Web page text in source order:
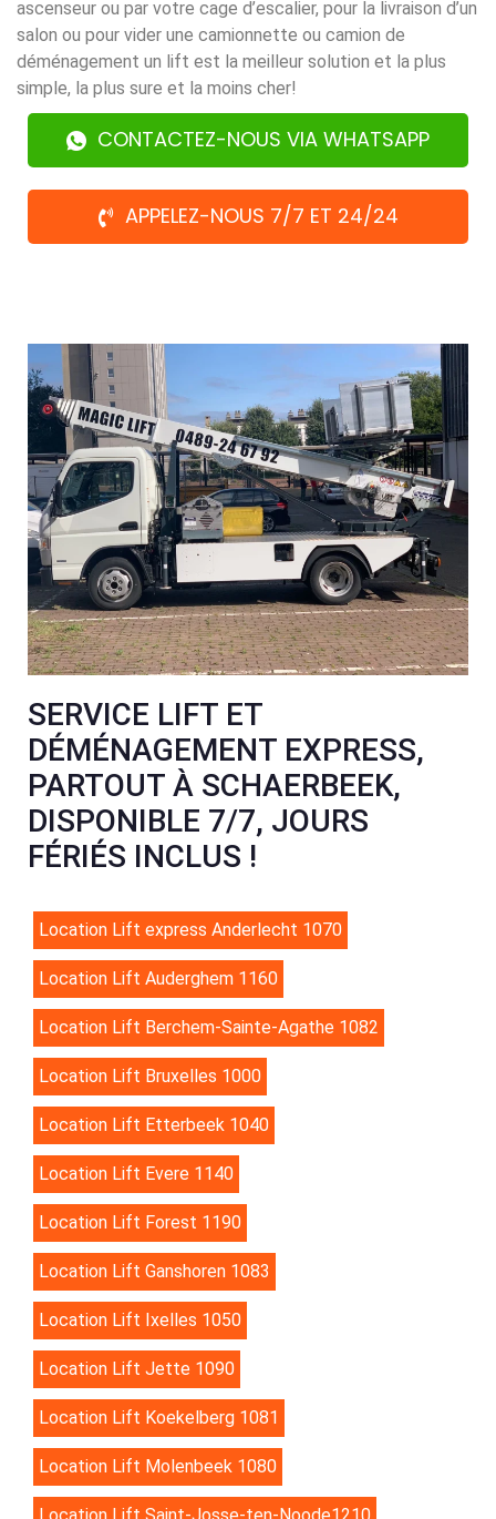
ascenseur ou par votre cage d’escalier, pour la livraison d’un
salon ou pour vider une camionnette ou camion de
déménagement un lift est la meilleur solution et la plus
simple, la plus sure et la moins cher!
CONTACTEZ-NOUS VIA WHATSAPP
APPELEZ-NOUS 7/7 ET 24/24
SERVICE LIFT ET
DÉMÉNAGEMENT EXPRESS,
PARTOUT À SCHAERBEEK,
DISPONIBLE 7/7, JOURS
FÉRIÉS INCLUS !
Location Lift express Anderlecht 1070
Location Lift Auderghem 1160
Location Lift Berchem-Sainte-Agathe 1082
Location Lift Bruxelles 1000
Location Lift Etterbeek 1040
Location Lift Evere 1140
Location Lift Forest 1190
Location Lift Ganshoren 1083
Location Lift Ixelles 1050
Location Lift Jette 1090
Location Lift Koekelberg 1081
Location Lift Molenbeek 1080
Location Lift Saint-Josse-ten-Noode1210